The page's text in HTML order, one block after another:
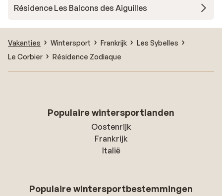
Résidence Les Balcons des Aiguilles
Vakanties Wintersport Frankrijk
Les Sybelles
Le Corbier
Résidence Zodiaque
Populaire wintersportlanden
Oostenrijk
Frankrijk
Italië
Populaire wintersportbestemmingen